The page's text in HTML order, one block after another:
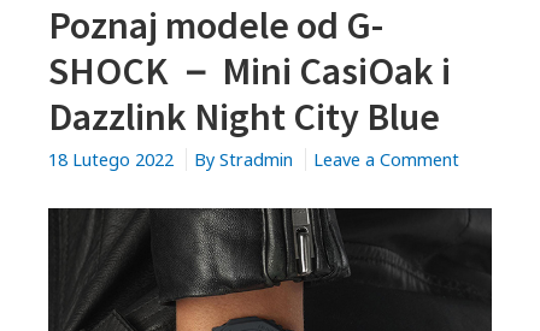
40
NA
RYNKU!
Poznaj modele od G-
SHOCK － Mini CasiOak i
Dazzlink Night City Blue
18 Lutego 2022 By Stradmin Leave a Commenton
modele